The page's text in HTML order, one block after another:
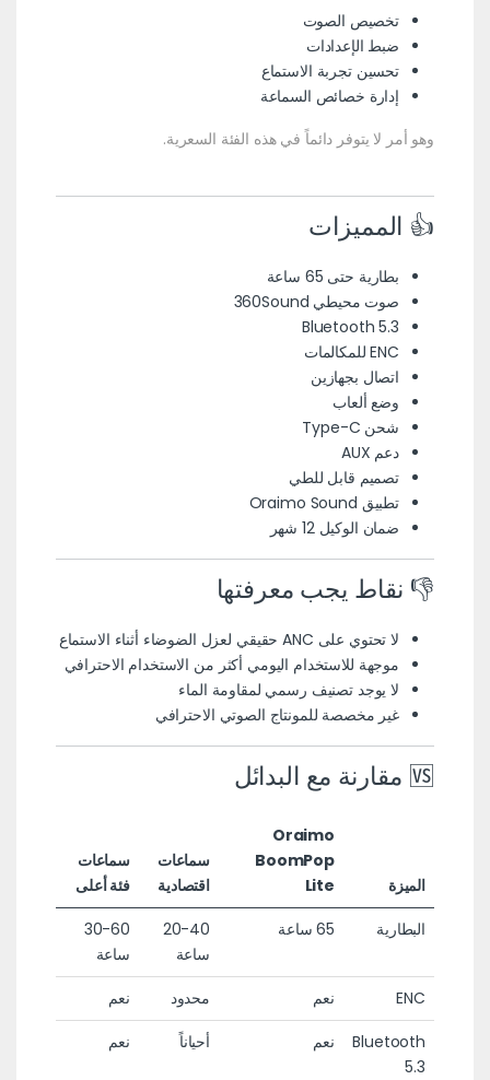
تخصيص الصوت
ضبط الإعدادات
تحسين تجربة الاستماع
إدارة خصائص السماعة
وهو أمر لا يتوفر دائماً في هذه الفئة السعرية.
👍 المميزات
بطارية حتى 65 ساعة
صوت محيطي 360Sound
Bluetooth 5.3
ENC للمكالمات
اتصال بجهازين
وضع ألعاب
شحن Type-C
دعم AUX
تصميم قابل للطي
تطبيق Oraimo Sound
ضمان الوكيل 12 شهر
👎 نقاط يجب معرفتها
لا تحتوي على ANC حقيقي لعزل الضوضاء أثناء الاستماع
موجهة للاستخدام اليومي أكثر من الاستخدام الاحترافي
لا يوجد تصنيف رسمي لمقاومة الماء
غير مخصصة للمونتاج الصوتي الاحترافي
🆚 مقارنة مع البدائل
الميزة
Oraimo
BoomPop
Lite
سماعات
اقتصادية
سماعات
فئة أعلى
البطارية
65 ساعة
20-40
ساعة
30-60
ساعة
ENC
نعم محدود
نعم
Bluetooth
5.3
نعم أحياناً نعم